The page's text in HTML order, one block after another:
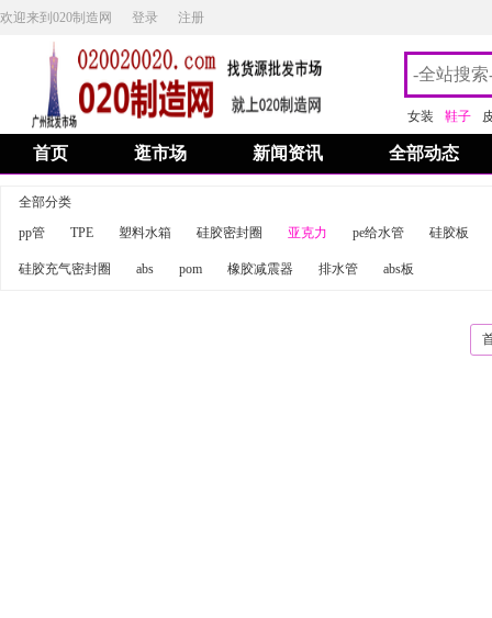
欢迎来到020制造网 登录 注册
女装 鞋子
首页 逛市场 新闻资讯 全部动态
全部分类
pp管
TPE 塑料水箱 硅胶密封圈 亚克力 pe给水管 硅胶板
硅胶充气密封圈 abs pom 橡胶减震器 排水管 abs板